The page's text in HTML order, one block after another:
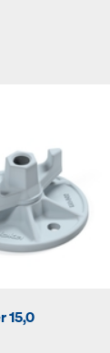
15,0